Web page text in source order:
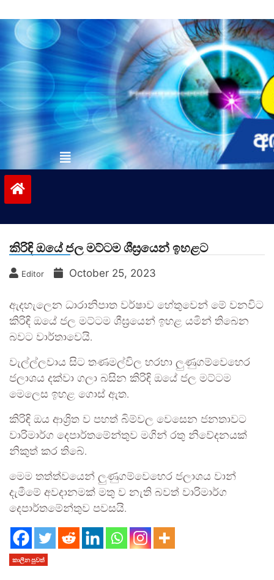
to
contentvinivida.lk
කිරිඳි ඔයේ ජල මට්ටම ශීඝ්‍රයෙන් ඉහළට
Editor October 25, 2023
ඇදහැලෙන ධාරානිපාත වර්ෂාව හේතුවෙන් මේ වනවිට
කිරිඳි ඔයේ ජල මට්ටම ශීඝ්‍රයෙන් ඉහළ යමින් තිබෙන
බවට වාර්තාවෙයි.
වැල්ල්ලවාය සිට තණමල්විල හරහා ලුණුගම්වෙහෙර
ජලාශය දක්වා ගලා බසින කිරිඳි ඔයේ ජල මට්ටම
මෙලෙස ඉහළ ගොස් ඇත.
කිරිඳි ඔය ආශ්‍රිත ව පහත් බිම්වල වෙසෙන ජනතාවට
වාරිමාර්ග දෙපාර්තමේන්තුව මගින් රතු නිවේදනයක්
නිකුත් කර තිබේ.
මෙම තත්ත්වයෙන් ලුණුගම්වෙහෙර ජලාශය වාන්
දැමීමේ අවදානමක් මතු ව නැති බවත් වාරිමාර්ග
දෙපාර්තමේන්තුව පවසයි.
කාලීන පුවත්